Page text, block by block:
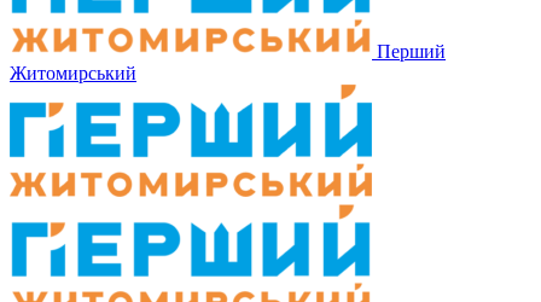
Перший
Житомирський